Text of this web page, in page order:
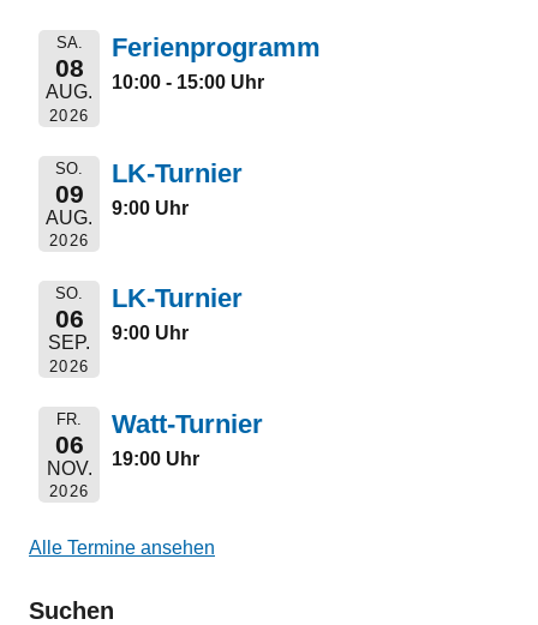
SA.
08
AUG.
2026
Ferienprogramm
10:00 - 15:00 Uhr
SO.
09
AUG.
2026
LK-Turnier
9:00 Uhr
SO.
06
SEP.
2026
LK-Turnier
9:00 Uhr
FR.
06
NOV.
2026
Watt-Turnier
19:00 Uhr
Alle Termine ansehen
Suchen